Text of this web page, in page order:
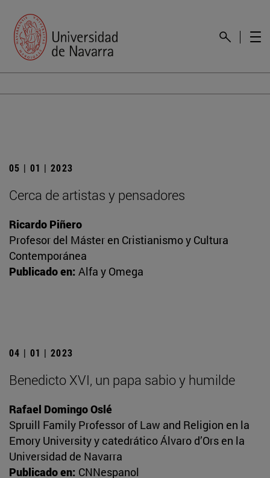
05 | 01 | 2023
Cerca de artistas y pensadores
Ricardo Piñero
Profesor del Máster en Cristianismo y Cultura
Contemporánea
Publicado en: Alfa y Omega
04 | 01 | 2023
Benedicto XVI, un papa sabio y humilde
Rafael Domingo Oslé
Spruill Family Professor of Law and Religion en la
Emory University y catedrático Álvaro d’Ors en la
Universidad de Navarra
Publicado en: CNNespanol